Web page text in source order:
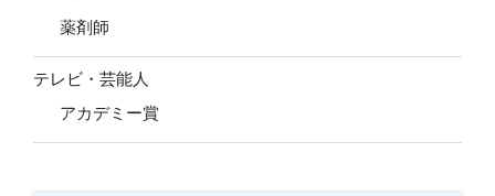
薬剤師
テレビ・芸能人
アカデミー賞